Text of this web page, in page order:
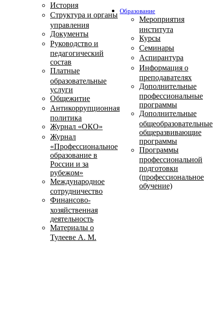
История
Структура и органы
управления
Документы
Руководство и
педагогический
состав
Платные
образовательные
услуги
Общежитие
Антикоррупционная
политика
Журнал «ОКО»
Журнал
«Профессиональное
образование в
России и за
рубежом»
Международное
сотрудничество
Финансово-
хозяйственная
деятельность
Материалы о
Тулееве А. М.
Образование
Мероприятия
института
Курсы
Семинары
Аспирантура
Информация о
преподавателях
Дополнительные
профессиональные
программы
Дополнительные
общеобразовательные
общеразвивающие
программы
Программы
профессиональной
подготовки
(профессиональное
обучение)